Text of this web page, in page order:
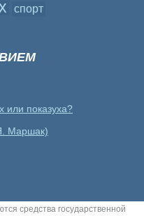
спорт
или показуха?
Маршак)
средства государственной